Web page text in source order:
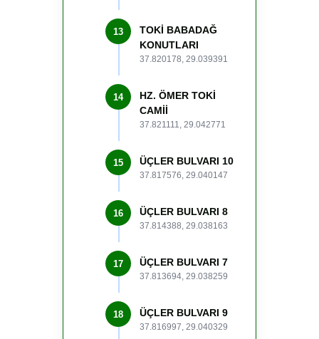
13
TOKİ BABADAĞ
KONUTLARI
37.820178, 29.039391
14
HZ. ÖMER TOKİ
CAMİİ
37.821111, 29.042771
15 ÜÇLER BULVARI 10
37.817576, 29.040147
16 ÜÇLER BULVARI 8
37.814388, 29.038163
17 ÜÇLER BULVARI 7
37.813694, 29.038259
18 ÜÇLER BULVARI 9
37.816997, 29.040329